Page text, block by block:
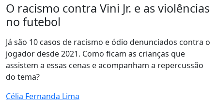
O racismo contra Vini Jr. e as violências
no futebol
Já são 10 casos de racismo e ódio denunciados contra o
jogador desde 2021. Como ficam as crianças que
assistem a essas cenas e acompanham a repercussão
do tema?
Célia Fernanda Lima